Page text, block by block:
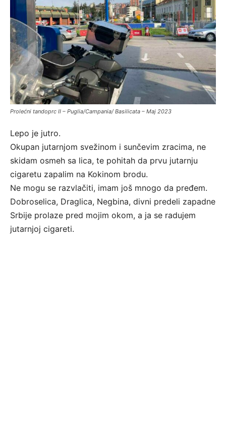
Prolećni tandoprc II – Puglia/Campania/ Basilicata – Maj 2023
Lepo je jutro.
Okupan jutarnjom svežinom i sunčevim zracima, ne
skidam osmeh sa lica, te pohitah da prvu jutarnju
cigaretu zapalim na Kokinom brodu.
Ne mogu se razvlačiti, imam još mnogo da pređem.
Dobroselica, Draglica, Negbina, divni predeli zapadne
Srbije prolaze pred mojim okom, a ja se radujem
jutarnjoj cigareti.